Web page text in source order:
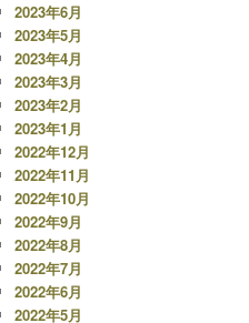
2023年6月
2023年5月
2023年4月
2023年3月
2023年2月
2023年1月
2022年12月
2022年11月
2022年10月
2022年9月
2022年8月
2022年7月
2022年6月
2022年5月